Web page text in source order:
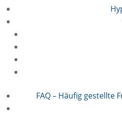
FAQ – Häufig gestellte